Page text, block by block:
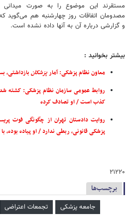
مستقرند این موضوع را به صورت میدانی
مصدومان اتفاقات روز چهارشنبه هم می‌گوید
و گزارشی درباره آن به آنها داده نشده است.
بیشتر بخوانید :
معاون نظام پزشکی: آمارپزشکان بازداشتی،
روابط عمومی سازمان نظام پزشکی: کشته
کذب است / او تصادف کرده
روایت دادستان تهران از چگونگی فوت
پزشکی قانونی، ربطی ندارد / او پیاده بوده،
۲۱۲۲۰
برچسب‌ها
جامعه پزشکی تجمعات اعتراضی